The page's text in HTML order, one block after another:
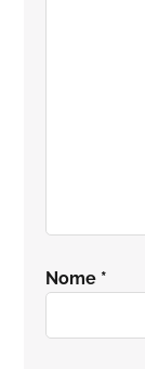
Nome *